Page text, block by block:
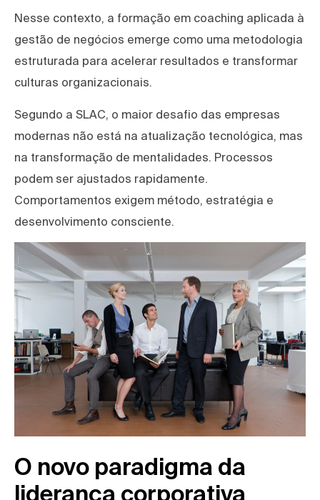
Nesse contexto, a formação em coaching aplicada à
gestão de negócios emerge como uma metodologia
estruturada para acelerar resultados e transformar
culturas organizacionais.
Segundo a SLAC, o maior desafio das empresas
modernas não está na atualização tecnológica, mas
na transformação de mentalidades. Processos
podem ser ajustados rapidamente.
Comportamentos exigem método, estratégia e
desenvolvimento consciente.
O novo paradigma da
liderança corporativa